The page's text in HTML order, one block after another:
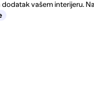
vašem interijeru.